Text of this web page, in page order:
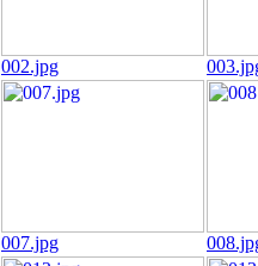
002.jpg
007.jpg